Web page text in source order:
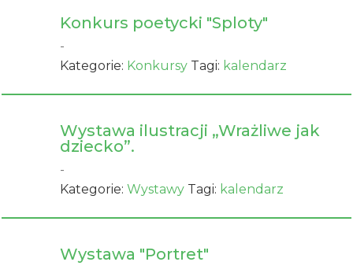
Konkurs poetycki "Sploty"
-
Kategorie: Konkursy Tagi: kalendarz
Wystawa ilustracji „Wrażliwe jak
dziecko”.
-
Kategorie:Wystawy Tagi: kalendarz
Wystawa "Portret"